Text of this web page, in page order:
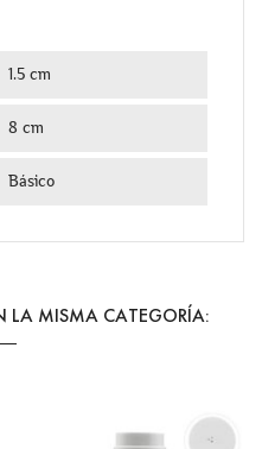
1.5 cm
8 cm
Básico
LA MISMA CATEGORÍA: